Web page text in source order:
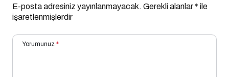
E-posta adresiniz yayınlanmayacak. Gerekli alanlar* ile
işaretlenmişlerdir
Yorumunuz *